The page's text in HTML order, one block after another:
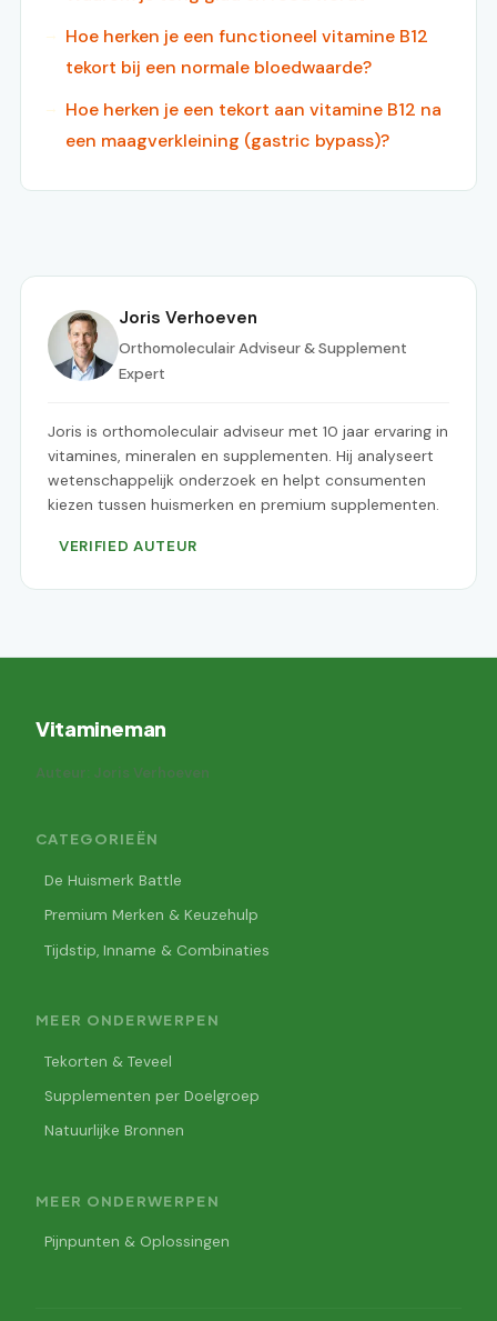
Hoe herken je een functioneel vitamine B12
tekort bij een normale bloedwaarde?
Hoe herken je een tekort aan vitamine B12 na
een maagverkleining (gastric bypass)?
Joris Verhoeven
Orthomoleculair Adviseur & Supplement
Expert
Joris is orthomoleculair adviseur met 10 jaar ervaring in
vitamines, mineralen en supplementen. Hij analyseert
wetenschappelijk onderzoek en helpt consumenten
kiezen tussen huismerken en premium supplementen.
VERIFIED AUTEUR
Vitamineman
Auteur: Joris Verhoeven
CATEGORIEËN
De Huismerk Battle
Premium Merken & Keuzehulp
Tijdstip, Inname & Combinaties
MEER ONDERWERPEN
Tekorten & Teveel
Supplementen per Doelgroep
Natuurlijke Bronnen
MEER ONDERWERPEN
Pijnpunten & Oplossingen